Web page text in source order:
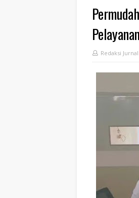
Redaksi Jurnal